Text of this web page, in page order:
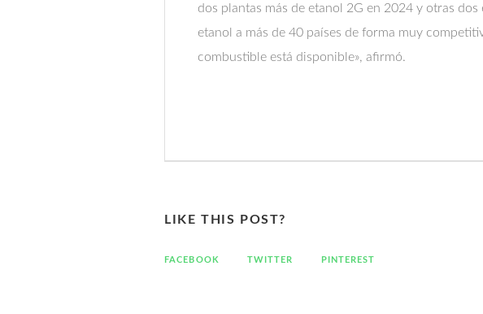
dos plantas más de etanol 2G en 2024 y otras
etanol a más de 40 países de forma muy
combustible está disponible», afirmó.
LIKE THIS POST?
FACEBOOK TWITTER PINTEREST